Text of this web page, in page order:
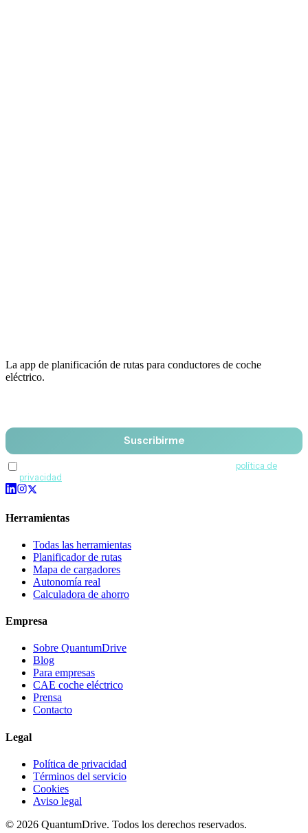
La app de planificación de rutas para conductores de coche
eléctrico.
Suscribirme
política de
privacidad
Herramientas
Todas las herramientas
Planificador de rutas
Mapa de cargadores
Autonomía real
Calculadora de ahorro
Empresa
Sobre QuantumDrive
Blog
Para empresas
CAE coche eléctrico
Prensa
Contacto
Legal
Política de privacidad
Términos del servicio
Cookies
Aviso legal
© 2026 QuantumDrive. Todos los derechos reservados.